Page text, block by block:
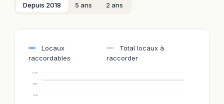
Depuis 2018 5 ans 2 ans
Locaux
raccordables
Total locaux à
raccorder
1 920
2 560
3 200